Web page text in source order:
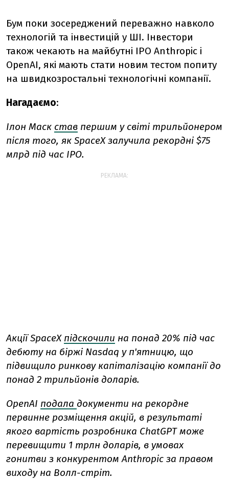
Бум поки зосереджений переважно навколо
технологій та інвестицій у ШІ. Інвестори
також чекають на майбутні IPO Anthropic і
OpenAI, які мають стати новим тестом попиту
на швидкозростальні технологічні компанії.
Нагадаємо:
Ілон Маск став першим у світі трильйонером
після того, як SpaceX залучила рекордні $75
млрд під час IPO.
РЕКЛАМА:
Акції SpaceX підскочили на понад 20% під час
дебюту на біржі Nasdaq у п'ятницю, що
підвищило ринкову капіталізацію компанії до
понад 2 трильйонів доларів.
OpenAI подала документи на рекордне
первинне розміщення акцій, в результаті
якого вартість розробника ChatGPT може
перевищити 1 трлн доларів, в умовах
гонитви з конкурентом Anthropic за правом
виходу на Волл-стріт.